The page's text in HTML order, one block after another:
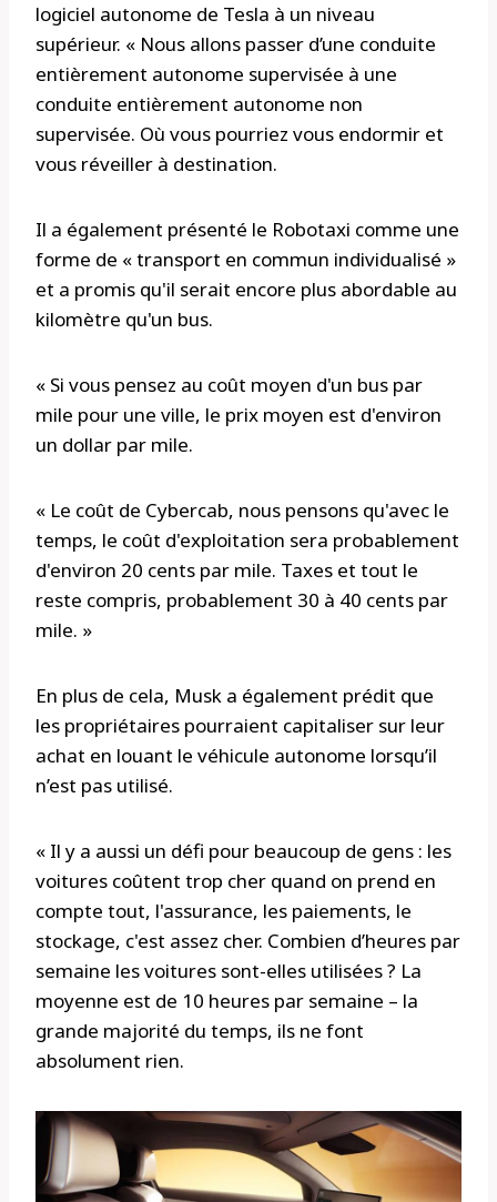
logiciel autonome de Tesla à un niveau
supérieur. « Nous allons passer d’une conduite
entièrement autonome supervisée à une
conduite entièrement autonome non
supervisée. Où vous pourriez vous endormir et
vous réveiller à destination.
Il a également présenté le Robotaxi comme une
forme de « transport en commun individualisé »
et a promis qu'il serait encore plus abordable au
kilomètre qu'un bus.
« Si vous pensez au coût moyen d'un bus par
mile pour une ville, le prix moyen est d'environ
un dollar par mile.
« Le coût de Cybercab, nous pensons qu'avec le
temps, le coût d'exploitation sera probablement
d'environ 20 cents par mile. Taxes et tout le
reste compris, probablement 30 à 40 cents par
mile. »
En plus de cela, Musk a également prédit que
les propriétaires pourraient capitaliser sur leur
achat en louant le véhicule autonome lorsqu’il
n’est pas utilisé.
« Il y a aussi un défi pour beaucoup de gens : les
voitures coûtent trop cher quand on prend en
compte tout, l'assurance, les paiements, le
stockage, c'est assez cher. Combien d’heures par
semaine les voitures sont-elles utilisées ? La
moyenne est de 10 heures par semaine – la
grande majorité du temps, ils ne font
absolument rien.